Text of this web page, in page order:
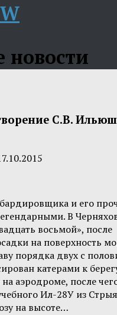
новости
С.В.
и его
В
восьмой», после
на поверхность
порядка двух с
катерами к
аэродроме, после
Ил-28У из
на высоте…